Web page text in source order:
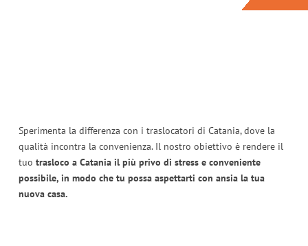
Sperimenta la differenza con i traslocatori di Catania, dove la
qualità incontra la convenienza. Il nostro obiettivo è rendere il
tuo trasloco a Catania il più privo di stress e conveniente
possibile, in modo che tu possa aspettarti con ansia la tua
nuova casa.